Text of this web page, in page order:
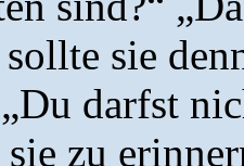
sie
darfst
zu